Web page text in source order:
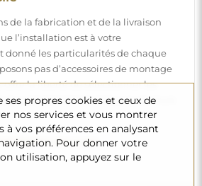
entretien
optimal, il suffit d’un chiffon en
Si vous optez pour des
veillez à ce qu’ils aient un pH neutre
les nettoyants puissants contenant du
ou des acides forts – cela
un beau reflet pendant de
ses propres cookies et ceux de
nos services et vous montrer
à vos préférences en analysant
Pour donner votre
utilisation, appuyez sur le